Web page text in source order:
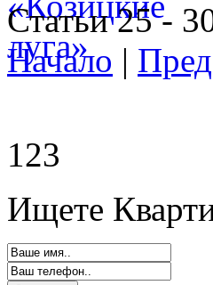
Статьи 25 -
Начало |
123
Ищете